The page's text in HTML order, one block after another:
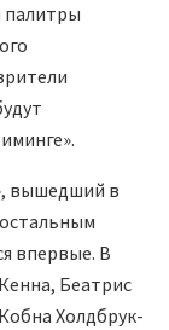
палитры
вышедший в
впервые. В
Беатрис
Холдбрук-